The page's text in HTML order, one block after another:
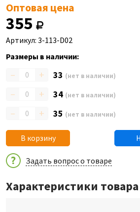
Оптовая цена
355
Артикул: 3-113-D02
Размеры в наличии:
– + 33 (нет в наличии)
– + 34 (нет в наличии)
– + 35 (нет в наличии)
В корзину
Задать вопрос о товаре
Характеристики товара